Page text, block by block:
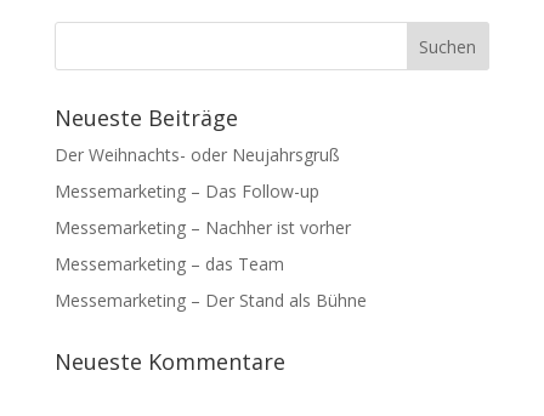
Neueste Beiträge
Der Weihnachts- oder Neujahrsgruß
Messemarketing – Das Follow-up
Messemarketing – Nachher ist vorher
Messemarketing – das Team
Messemarketing – Der Stand als Bühne
Neueste Kommentare